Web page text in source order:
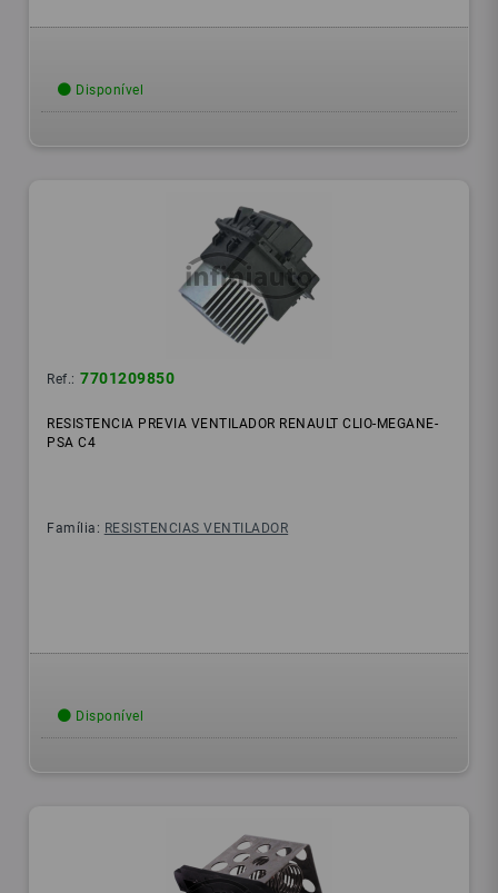
Disponível
Ref.: 7701209850
RESISTENCIA PREVIA VENTILADOR RENAULT CLIO-MEGANE-
PSA C4
Família: RESISTENCIAS VENTILADOR
Disponível